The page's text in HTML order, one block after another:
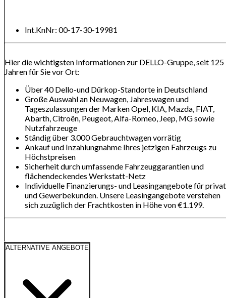
Int.KnNr: 00-17-30-19981
Hier die wichtigsten Informationen zur DELLO-Gruppe, seit 125
Jahren für Sie vor Ort:
Über 40 Dello-und Dürkop-Standorte in Deutschland
Große Auswahl an Neuwagen, Jahreswagen und
Tageszulassungen der Marken Opel, KIA, Mazda, FIAT,
Abarth, Citroën, Peugeot, Alfa-Romeo, Jeep, MG sowie
Nutzfahrzeuge
Ständig über 3.000 Gebrauchtwagen vorrätig
Ankauf und Inzahlungnahme Ihres jetzigen Fahrzeugs zu
Höchstpreisen
Sicherheit durch umfassende Fahrzeuggarantien und
flächendeckendes Werkstatt-Netz
Individuelle Finanzierungs- und Leasingangebote für privat
und Gewerbekunden. Unsere Leasingangebote verstehen
sich zuzüglich der Frachtkosten in Höhe von €1.199.
ALTERNATIVE ANGEBOTE